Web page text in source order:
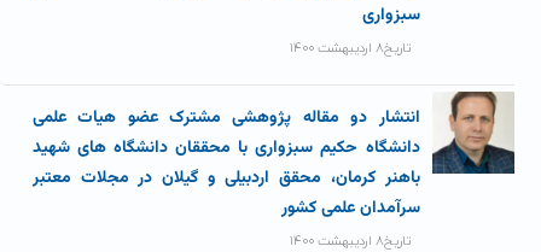
سبزواری
تاریخ۸ اردیبهشت ۱۴۰۰
انتشار دو مقاله پژوهشی مشترک عضو هیات علمی
دانشگاه حکیم سبزواری با محققان دانشگاه های شهید
باهنر کرمان، محقق اردبیلی و گیلان در مجلات معتبر
سرآمدان علمی کشور
تاریخ۸ اردیبهشت ۱۴۰۰